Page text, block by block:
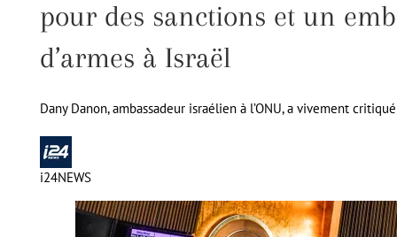
pour des sanctions et un
d’armes à Israël
Dany Danon, ambassadeur israélien à l’ONU, a vivement
i24NEWS